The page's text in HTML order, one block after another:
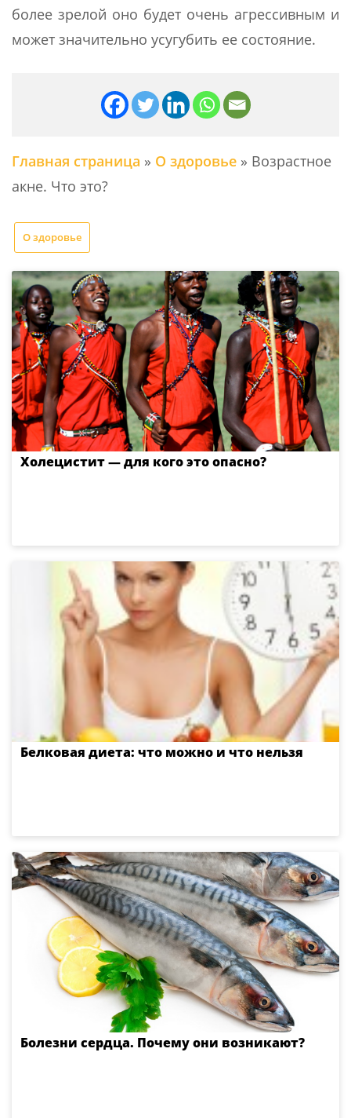
более зрелой оно будет очень агрессивным и
может значительно усугубить ее состояние.
Главная страница » О здоровье » Возрастное
акне. Что это?
О здоровье
Холецистит — для кого это опасно?
Белковая диета: что можно и что нельзя
Болезни сердца. Почему они возникают?